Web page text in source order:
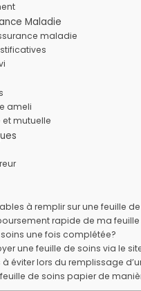
Maladie
maladie
ameli
mutuelle
à remplir sur une feuille
rapide de ma feuille
une fois complétée?
une feuille de soins via le
éviter lors du remplissage
de soins papier de